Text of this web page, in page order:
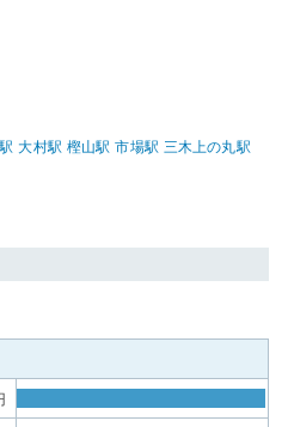
駅 大村駅 樫山駅 市場駅 三木上の丸駅